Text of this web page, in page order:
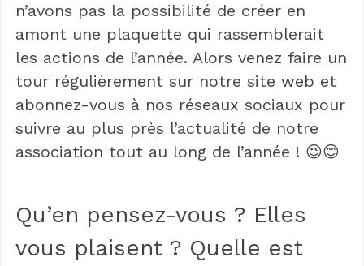
n’avons pas la possibilité de créer en
amont une plaquette qui rassemblerait
les actions de l’année. Alors venez faire un
tour régulièrement sur notre site web et
abonnez-vous à nos réseaux sociaux pour
suivre au plus près l’actualité de notre
association tout au long de l’année ! 😉😊
Qu’en pensez-vous ? Elles
vous plaisent ? Quelle est